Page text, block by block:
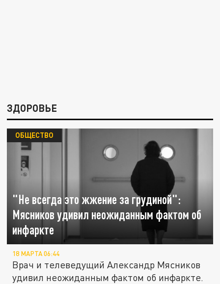
ЗДОРОВЬЕ
"Не всегда это жжение за грудиной":
Мясников удивил неожиданным фактом об
инфаркте
ОБЩЕСТВО
18 МАРТА 06:44
Врач и телеведущий Александр Мясников
удивил неожиданным фактом об инфаркте.